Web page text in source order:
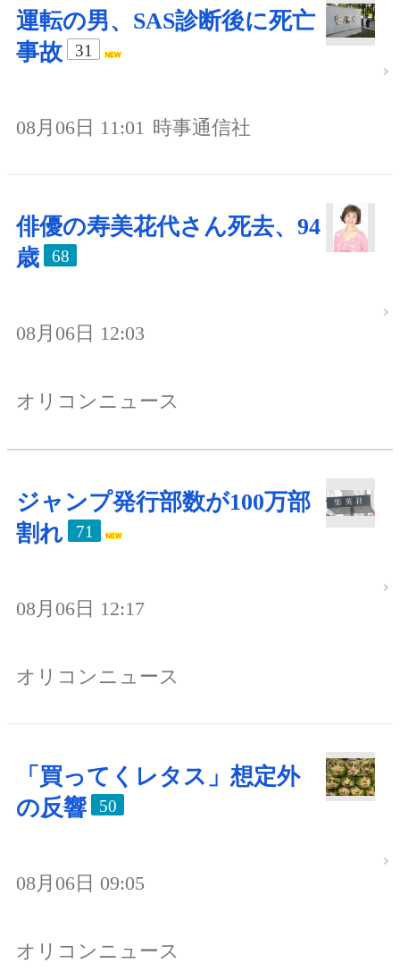
運転の男、SAS診断後に死亡
事故
31
08月06日 11:01 時事通信社
俳優の寿美花代さん死去、94
歳
68
08月06日 12:03
オリコンニュース
ジャンプ発行部数が100万部
割れ
71
08月06日 12:17
オリコンニュース
「買ってくレタス」想定外
の反響
50
08月06日 09:05
オリコンニュース